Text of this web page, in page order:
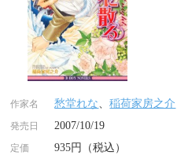
作家名 愁堂れな、稲荷家房之介
発売日 2007/10/19
定価 935円（税込）